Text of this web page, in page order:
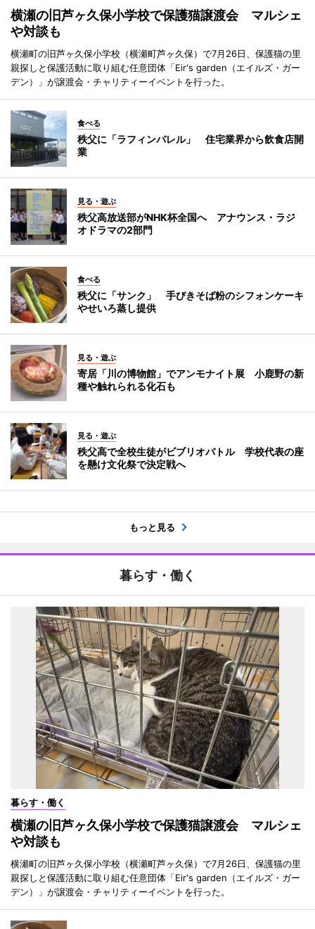
横瀬の旧芦ヶ久保小学校で保護猫譲渡会 マルシェ
や対談も
横瀬町の旧芦ヶ久保小学校（横瀬町芦ヶ久保）で7月26日、保護猫の里
親探しと保護活動に取り組む任意団体「Eir's garden（エイルズ・ガー
デン）」が譲渡会・チャリティーイベントを行った。
食べる
秩父に「ラフィンバレル」 住宅業界から飲食店開
業
見る・遊ぶ
秩父高放送部がNHK杯全国へ アナウンス・ラジ
オドラマの2部門
食べる
秩父に「サンク」 手びきそば粉のシフォンケーキ
やせいろ蒸し提供
見る・遊ぶ
寄居「川の博物館」でアンモナイト展 小鹿野の新
種や触れられる化石も
見る・遊ぶ
秩父高で全校生徒がビブリオバトル 学校代表の座
を懸け文化祭で決定戦へ
もっと見る
暮らす・働く
暮らす・働く
横瀬の旧芦ヶ久保小学校で保護猫譲渡会 マルシェ
や対談も
横瀬町の旧芦ヶ久保小学校（横瀬町芦ヶ久保）で7月26日、保護猫の里
親探しと保護活動に取り組む任意団体「Eir's garden（エイルズ・ガー
デン）」が譲渡会・チャリティーイベントを行った。